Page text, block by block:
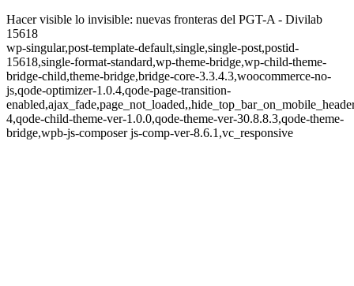
Hacer visible lo invisible: nuevas fronteras del PGT-A - Divilab
15618
wp-singular,post-template-default,single,single-post,postid-
15618,single-format-standard,wp-theme-bridge,wp-child-theme-
bridge-child,theme-bridge,bridge-core-3.3.4.3,woocommerce-no-
js,qode-optimizer-1.0.4,qode-page-transition-
4,qode-child-theme-ver-1.0.0,qode-theme-ver-30.8.8.3,qode-theme-
bridge,wpb-js-composer js-comp-ver-8.6.1,vc_responsive